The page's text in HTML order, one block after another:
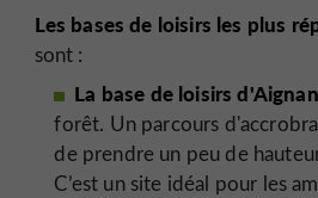
Les bases de loisirs les plus
sont :
La base de loisirs d'Aignan
forêt. Un parcours
de prendre un peu de
C’est un site idéal pour les